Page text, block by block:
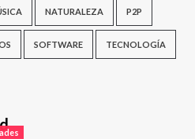
NATURALEZA P2P
SOFTWARE TECNOLOGÍA